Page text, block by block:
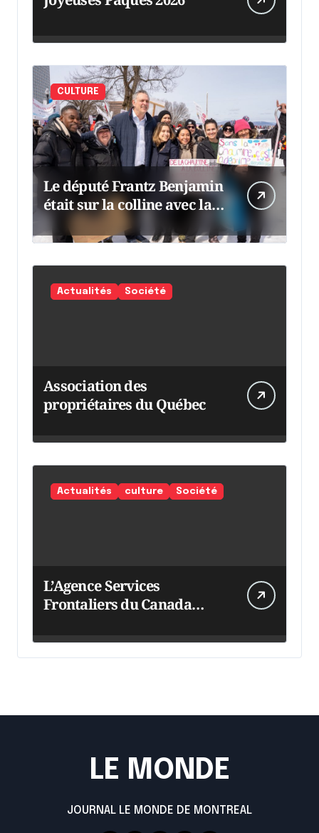
CULTURE
Le député Frantz Benjamin
était sur la colline avec la
chaumine
Actualités Société
Association des
propriétaires du Québec
Actualités culture Société
L’Agence Services
Frontaliers du Canada
LE MONDE
JOURNAL LE MONDE DE MONTREAL